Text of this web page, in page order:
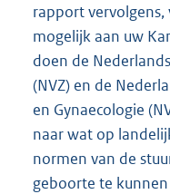
rapport vervolgens,
mogelijk aan uw
doen de
(NVZ) en de
en Gynaecologie
naar wat op
normen van de
geboorte te